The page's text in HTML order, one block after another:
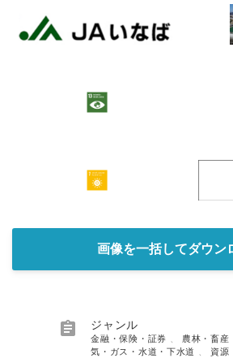
画像を一括してダウン
 ジャンル
金融・保険・証券 農林・畜産
気・ガス・水道・下水道
資源